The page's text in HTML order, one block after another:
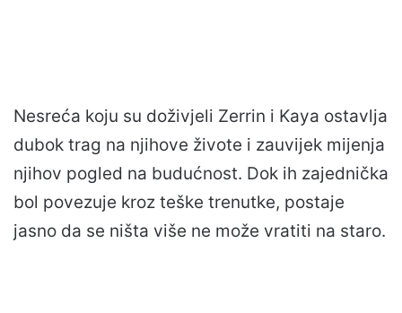
Nesreća koju su doživjeli Zerrin i Kaya ostavlja
dubok trag na njihove živote i zauvijek mijenja
njihov pogled na budućnost. Dok ih zajednička
bol povezuje kroz teške trenutke, postaje
jasno da se ništa više ne može vratiti na staro.